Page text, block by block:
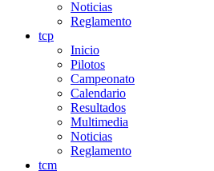
Noticias
Reglamento
tcp
Inicio
Pilotos
Campeonato
Calendario
Resultados
Multimedia
Noticias
Reglamento
tcm